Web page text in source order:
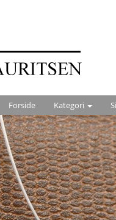
Forside Kategori